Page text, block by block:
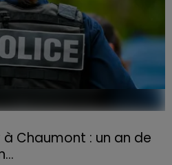
Chaumont : un an de